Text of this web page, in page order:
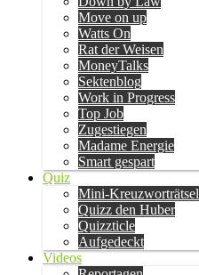
Move on up
Watts On
Rat der Weisen
MoneyTalks
Sektenblog
Work in Progress
Top Job
Zugestiegen
Madame Energie
Smart gespart
Quiz
Mini-Kreuzworträtsel
Quizz den Huber
Quizzticle
Aufgedeckt
Videos